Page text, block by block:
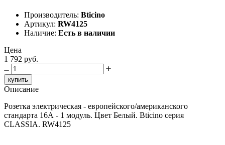
Производитель: Bticino
Артикул: RW4125
Наличие: Есть в наличии
Цена
1 792 руб.
купить
Описание
Розетка электрическая - европейского/американского
стандарта 16А - 1 модуль. Цвет Белый. Bticino серия
CLASSIA. RW4125